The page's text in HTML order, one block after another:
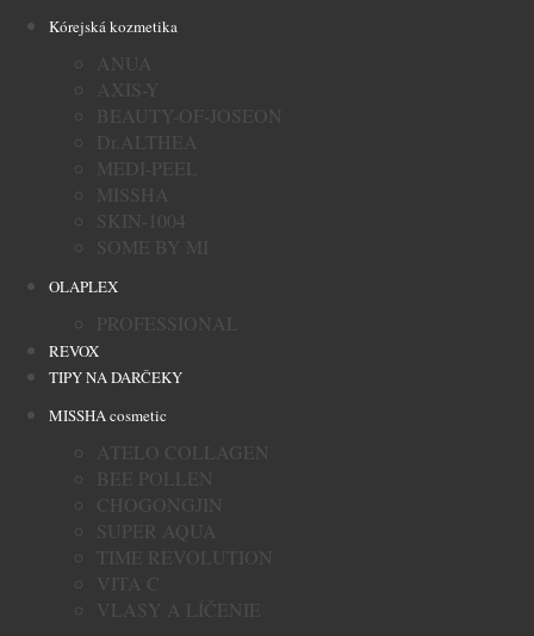
Kórejská kozmetika
ANUA
AXIS-Y
BEAUTY-OF-JOSEON
Dr.ALTHEA
MEDI-PEEL
MISSHA
SKIN-1004
SOME BY MI
OLAPLEX
PROFESSIONAL
REVOX
TIPY NA DARČEKY
MISSHA cosmetic
ATELO COLLAGEN
BEE POLLEN
CHOGONGJIN
SUPER AQUA
TIME REVOLUTION
VITA C
VLASY A LÍČENIE